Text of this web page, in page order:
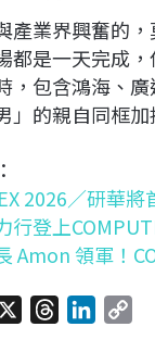
產業界興奮的
都是一天完成
，包含鴻海、
」的親自同框
2026／研華
行登上
Amon 領軍！